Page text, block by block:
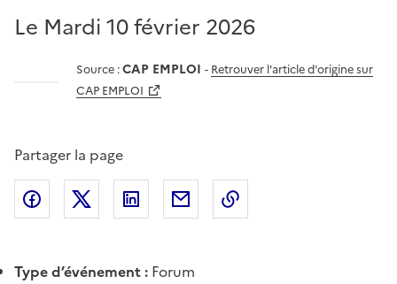
Le Mardi 10 février 2026
Source :CAP EMPLOI - Retrouver l'article d'origine sur
CAP EMPLOI
Partager la page
Partager l'article surFacebook
Partager l'article sur X (anciennement
Partager l'article sur
Partager l'article par courriel
Type d’événement : Forum